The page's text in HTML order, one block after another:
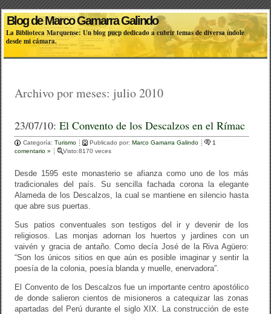
Blog de Marco Gamarra Galindo
La Biblioteca Marquense: Un blog pucp dedicado a cubrir temas de diversa índole
desde mi cámara.
Archivo por meses: julio 2010
23/07/10:El Convento de los Descalzos en el Rímac
Categoría:Turismo Publicado por:Marco Gamarra Galindo
1
comentario »
Visto:8170 veces
Desde 1595 este monasterio se afianza como uno de los más
tradicionales del país. Su sencilla fachada corona la elegante
Alameda de los Descalzos, la cual se mantiene en silencio hasta
que abre sus puertas.
Sus patios conventuales son testigos del ir y devenir de los
religiosos. Las monjas adornan los huertos y jardines con un
vaivén y gracia de antaño. Como decía José de la Riva Agüero:
“Son los únicos sitios en que aún es posible imaginar y sentir la
poesía de la colonia, poesía blanda y muelle, enervadora”.
El Convento de los Descalzos fue un importante centro apostólico
de donde salieron cientos de misioneros a catequizar las zonas
apartadas del Perú durante el siglo XIX. La construcción de este